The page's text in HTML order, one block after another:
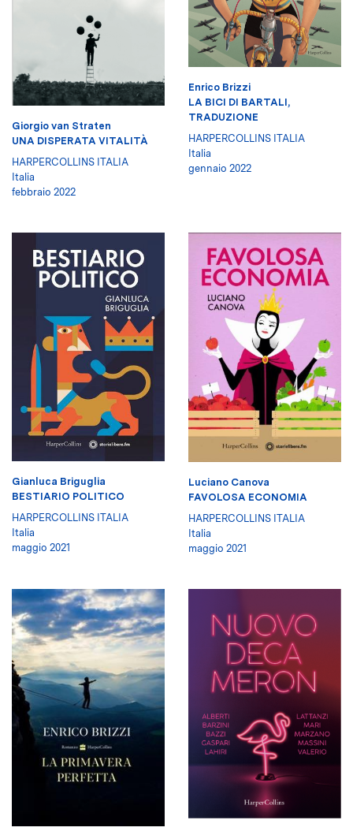
Giorgio van Straten
UNA DISPERATA VITALITÀ
HARPERCOLLINS ITALIA
Italia
febbraio 2022
Enrico Brizzi
LA BICI DI BARTALI,
TRADUZIONE
HARPERCOLLINS ITALIA
Italia
gennaio 2022
Gianluca Briguglia
BESTIARIO POLITICO
HARPERCOLLINS ITALIA
Italia
maggio 2021
Luciano Canova
FAVOLOSA ECONOMIA
HARPERCOLLINS ITALIA
Italia
maggio 2021